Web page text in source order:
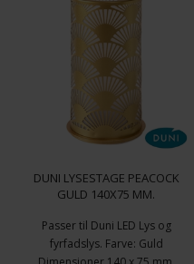
DUNI LYSESTAGE PEACOCK
GULD 140X75 MM.
Passer til Duni LED Lys og
fyrfadslys. Farve: Guld